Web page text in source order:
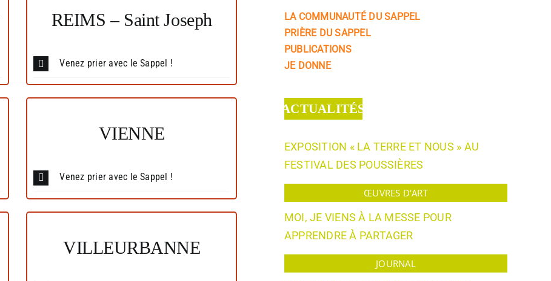
REIMS – Saint Joseph
Venez prier avec le Sappel !
VIENNE
Venez prier avec le Sappel !
VILLEURBANNE
LA COMMUNAUTÉ DU SAPPEL
PRIÈRE DU SAPPEL
PUBLICATIONS
JE DONNE
ACTUALITÉS
EXPOSITION « LA TERRE ET NOUS » AU
FESTIVAL DES POUSSIÈRES
ŒUVRES D'ART
MOI, JE VIENS À LA MESSE POUR
APPRENDRE À PARTAGER
JOURNAL